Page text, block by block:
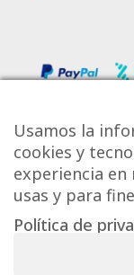
Usamos la
cookies y
experiencia
usas y para
Política de